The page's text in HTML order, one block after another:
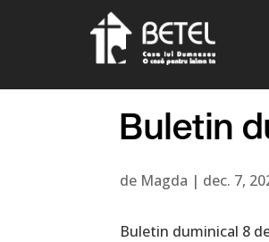
Buletin
de Magda | dec. 7,
Buletin duminical 8